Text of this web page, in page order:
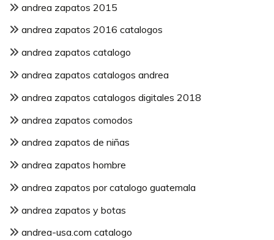
andrea zapatos 2015
andrea zapatos 2016 catalogos
andrea zapatos catalogo
andrea zapatos catalogos andrea
andrea zapatos catalogos digitales 2018
andrea zapatos comodos
andrea zapatos de niñas
andrea zapatos hombre
andrea zapatos por catalogo guatemala
andrea zapatos y botas
andrea-usa.com catalogo